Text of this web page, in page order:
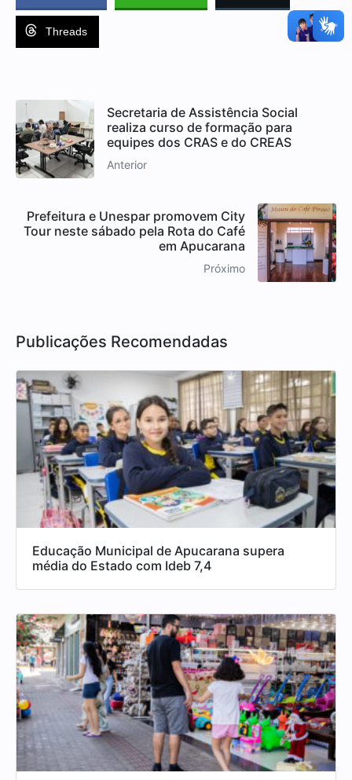
Threads
Secretaria de Assistência Social
realiza curso de formação para
equipes dos CRAS e do CREAS
Anterior
Prefeitura e Unespar promovem City
Tour neste sábado pela Rota do Café
em Apucarana
Próximo
Publicações Recomendadas
Educação Municipal de Apucarana supera
média do Estado com Ideb 7,4